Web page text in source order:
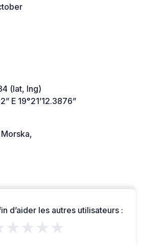
(lat, lng)
E 19°21’12.3876”
d’aider les autres utilisateurs :